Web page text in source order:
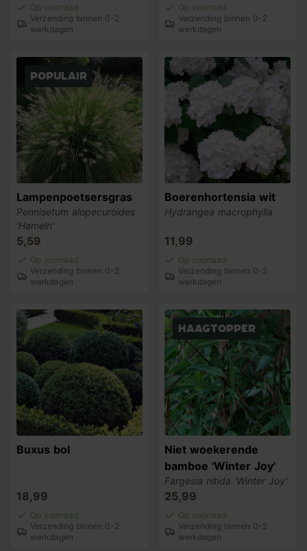
Op voorraad
Verzending binnen 0-2
werkdagen
Op voorraad
Verzending binnen 0-2
werkdagen
Populair
Lampenpoetsersgras
Pennisetum alopecuroides
'Hameln'
5,59
Op voorraad
Verzending binnen 0-2
werkdagen
Boerenhortensia wit
Hydrangea macrophylla
11,99
Op voorraad
Verzending binnen 0-2
werkdagen
Buxus bol
18,99
Op voorraad
Verzending binnen 0-2
werkdagen
haagtopper
Niet woekerende
bamboe 'Winter Joy'
Fargesia nitida 'Winter Joy'
25,99
Op voorraad
Verzending binnen 0-2
werkdagen